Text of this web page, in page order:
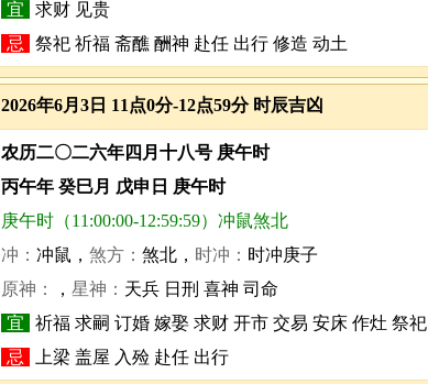
宜
求财 见贵
忌
祭祀 祈福 斋醮 酬神 赴任 出行 修造 动土
2026年6月3日 11点0分-12点59分 时辰吉凶
农历二〇二六年四月十八号 庚午时
丙午年 癸巳月 戊申日 庚午时
庚午时（11:00:00-12:59:59）冲鼠煞北
冲： 冲鼠， 煞方： 煞北， 时冲： 时冲庚子
原神：
， 星神： 天兵 日刑 喜神 司命
宜
祈福 求嗣 订婚 嫁娶 求财 开市 交易 安床 作灶 祭祀
忌
上梁 盖屋 入殓 赴任 出行